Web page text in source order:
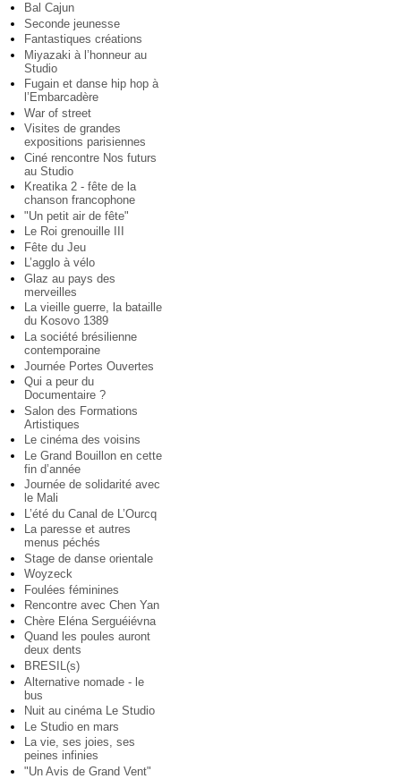
Bal Cajun
Seconde jeunesse
Fantastiques créations
Miyazaki à l’honneur au
Studio
Fugain et danse hip hop à
l’Embarcadère
War of street
Visites de grandes
expositions parisiennes
Ciné rencontre Nos futurs
au Studio
Kreatika 2 - fête de la
chanson francophone
"Un petit air de fête"
Le Roi grenouille III
Fête du Jeu
L’agglo à vélo
Glaz au pays des
merveilles
La vieille guerre, la bataille
du Kosovo 1389
La société brésilienne
contemporaine
Journée Portes Ouvertes
Qui a peur du
Documentaire ?
Salon des Formations
Artistiques
Le cinéma des voisins
Le Grand Bouillon en cette
fin d’année
Journée de solidarité avec
le Mali
L’été du Canal de L’Ourcq
La paresse et autres
menus péchés
Stage de danse orientale
Woyzeck
Foulées féminines
Rencontre avec Chen Yan
Chère Eléna Serguéiévna
Quand les poules auront
deux dents
BRESIL(s)
Alternative nomade - le
bus
Nuit au cinéma Le Studio
Le Studio en mars
La vie, ses joies, ses
peines infinies
"Un Avis de Grand Vent"